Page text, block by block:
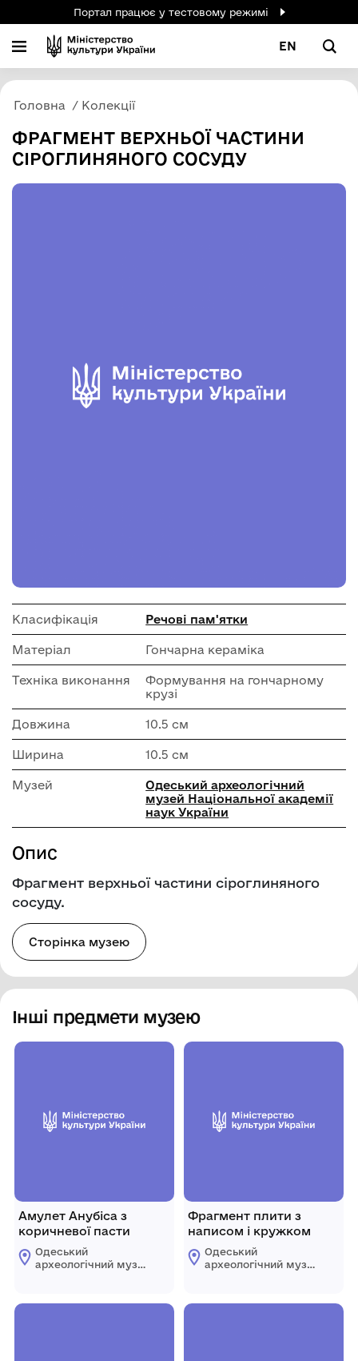
Портал працює у тестовому режимі
EN
Головна Колекції
ФРАГМЕНТ ВЕРХНЬОЇ ЧАСТИНИ
СІРОГЛИНЯНОГО СОСУДУ
Класифікація Речові пам'ятки
Матеріал Гончарна кераміка
Техніка виконання
Формування на гончарному
крузі
Довжина 10.5 см
Ширина 10.5 см
Музей
Одеський археологічний
музей Національної академії
наук України
Опис
Фрагмент верхньої частини сіроглиняного
сосуду.
Сторінка музею
Інші предмети музею
Амулет Анубіса з
коричневої пасти
Одеський
археологічний музей
України
Фрагмент плити з
написом і кружком
Одеський
археологічний музей
України